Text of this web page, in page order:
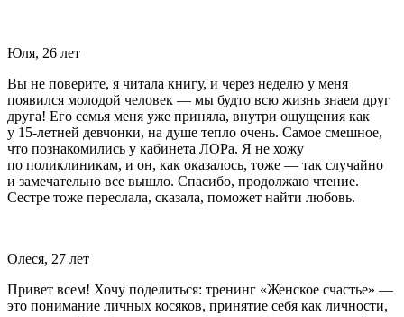
Юля, 26 лет
Вы не поверите, я читала книгу, и через неделю у меня
появился молодой человек — мы будто всю жизнь знаем друг
друга! Его семья меня уже приняла, внутри ощущения как
у 15-летней девчонки, на душе тепло очень. Самое смешное,
что познакомились у кабинета ЛОРа. Я не хожу
по поликлиникам, и он, как оказалось, тоже — так случайно
и замечательно все вышло. Спасибо, продолжаю чтение.
Сестре тоже переслала, сказала, поможет найти любовь.
Олеся, 27 лет
Привет всем! Хочу поделиться: тренинг «Женское счастье» —
это понимание личных косяков, принятие себя как личности,